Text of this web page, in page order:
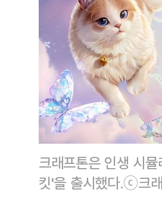
크래프톤은 인생 시
킷'을 출시했다.ⓒ크